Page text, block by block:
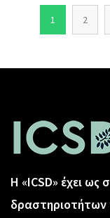
1 2
Η «ICSD» έχει
δραστηριοτήτων